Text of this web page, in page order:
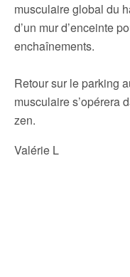
musculaire global du
d’un mur d’enceinte
enchaînements.
Retour sur le parking
musculaire s’opérera
zen.
Valérie L